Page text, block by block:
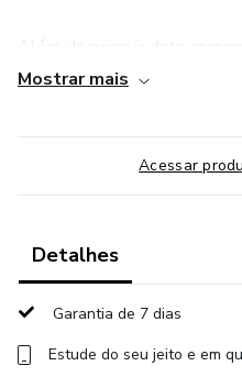
Além de possuir data
Mostrar mais
Acessar
Detalhes
Garantia de 7 dias
Estude do seu jeito e em